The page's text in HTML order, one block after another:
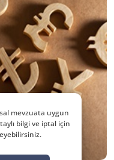
mevzuata uygun
bilgi ve iptal için